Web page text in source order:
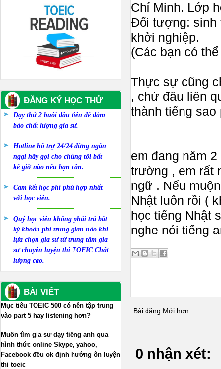
Chí Minh. Lớp
Đối tượng: sinh
khởi nghiệp.
(Các bạn có
Thực sự cũng
, chứ đâu liên
thành tiếng
em đang năm
trường , em rất
ngữ . Nếu
Nhật luôn rồi (
học tiếng Nhật
nghe nói tiếng
Bài đăng Mới hơn
0 nhận xét:
ĐĂNG KÝ HỌC THỬ
Dạy thử 2 buổi đầu tiên để đảm
bảo chất lượng gia sư.
Hotline hỗ trợ 24/24 đừng ngần
ngại hãy gọi cho chúng tôi bất
kể giờ nào nếu bạn cần.
Cam kết học phí phù hợp nhất
với học viên.
Quý học viên không phải trả bất
kỳ khoản phí trung gian nào khi
lựa chọn gia sư từ trung tâm gia
sư chuyên luyện thi TOEIC Chất
lượng cao.
BÀI VIẾT
Mục tiêu TOEIC 500 có nên tập trung
vào part 5 hay listening hơn?
Muốn tìm gia sư dạy tiếng anh qua
hình thức online Skype, yahoo,
Facebook đều ok định hướng ôn luyện
thi toeic